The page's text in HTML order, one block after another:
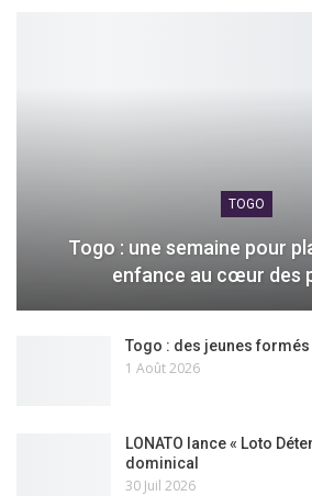
TOGO
Togo : une semaine pour
enfance au cœur des
Togo : des jeunes
1 Août 2026
LONATO lance « Loto
dominical
30 Juil 2026